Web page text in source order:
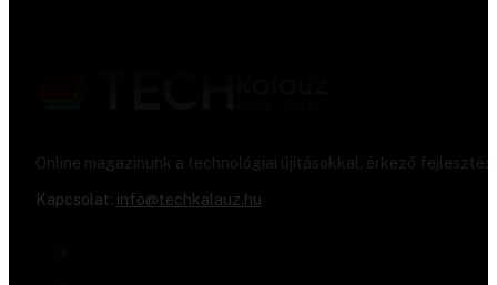
Online magazinunk a technológiai újításokkal, érkező
Kapcsolat: info@techkalauz.hu